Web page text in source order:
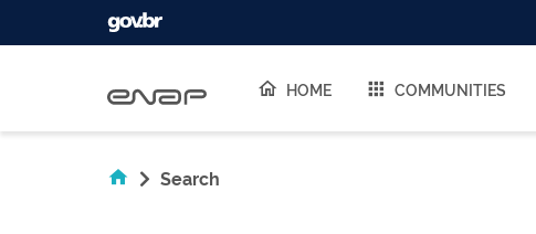
HOME COMMUNITIES
Search